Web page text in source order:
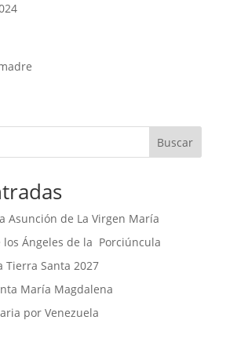
Buscar
Asunción de La Virgen María
los Ángeles de la Porciúncula
Tierra Santa 2027
María Magdalena
por Venezuela